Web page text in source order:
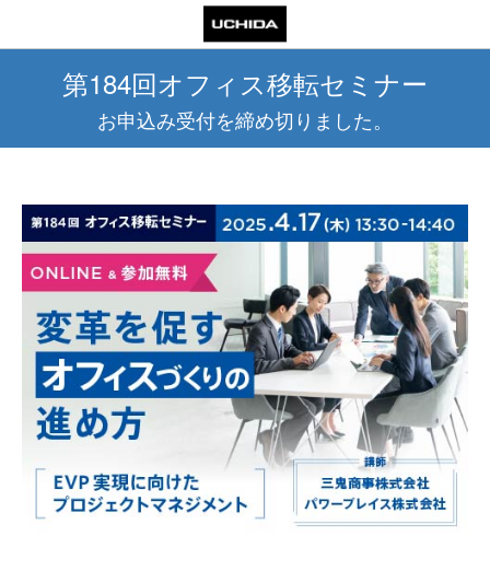
第184回オフィス移転セミナー
お申込み受付を締め切りました。